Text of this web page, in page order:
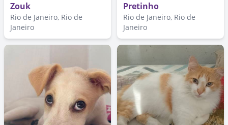
Zouk
Rio de Janeiro, Rio de
Janeiro
Pretinho
Rio de Janeiro, Rio de
Janeiro